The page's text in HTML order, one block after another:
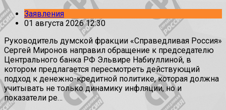
Заявления
01 августа 2026 12:30
Руководитель думской фракции «Справедливая Россия»
Сергей Миронов направил обращение к председателю
Центрального банка РФ Эльвире Набиуллиной, в
котором предлагается пересмотреть действующий
подход к денежно-кредитной политике, которая должна
учитывать не только динамику инфляции, но и
показатели ре…